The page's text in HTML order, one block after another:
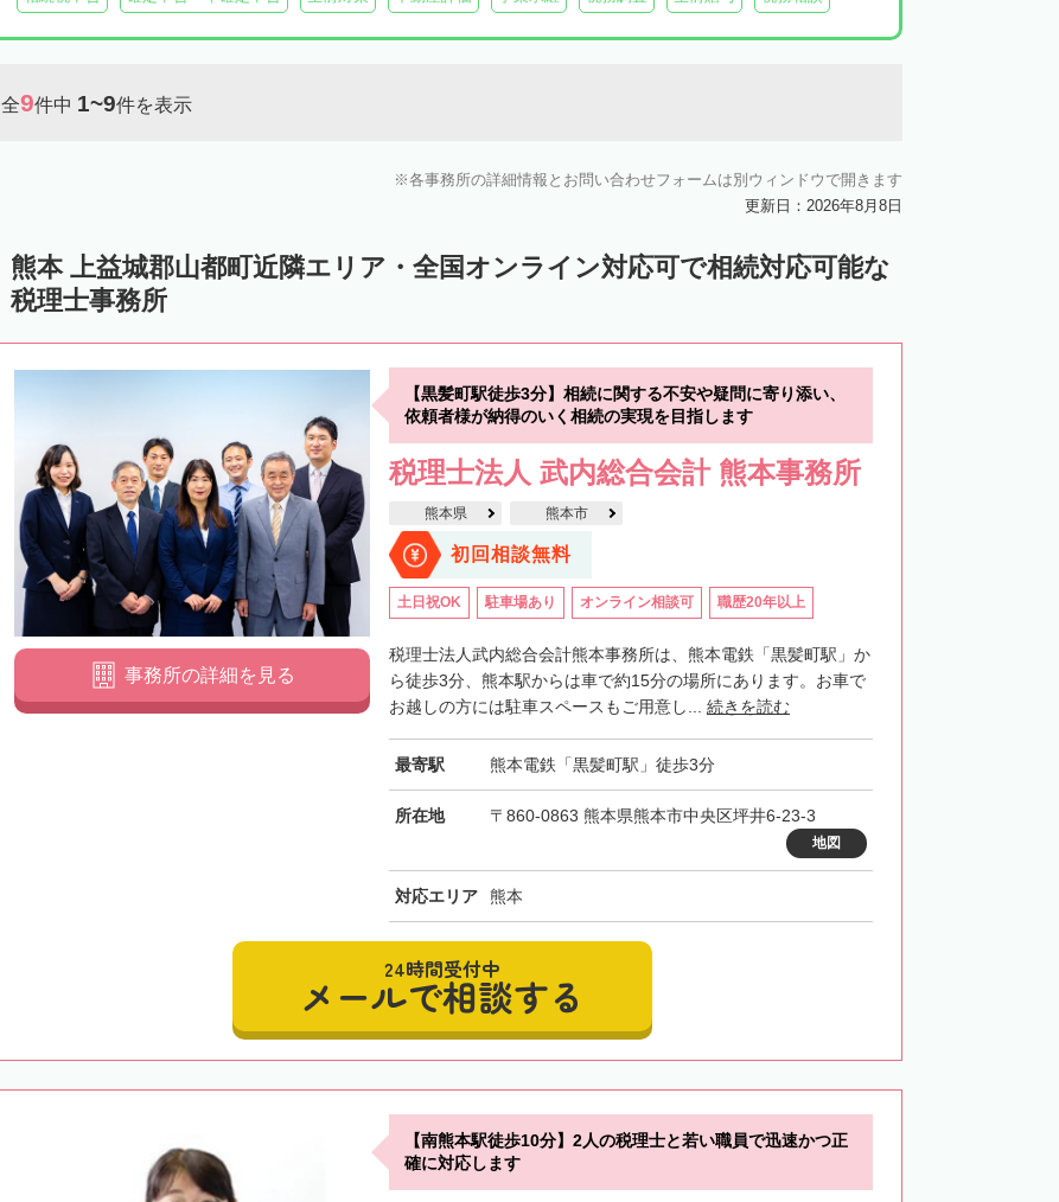
全9件中 1~9件を表示
各事務所の詳細情報とお問い合わせフォームは別ウィンドウで開きます
更新日：2026年8月8日
熊本 上益城郡山都町近隣エリア・全国オンライン対応可で相続対応可能な
税理士事務所
【黒髪町駅徒歩3分】相続に関する不安や疑問に寄り添い、
依頼者様が納得のいく相続の実現を目指します
税理士法人 武内総合会計 熊本事務所
熊本県 熊本市
初回相談無料
土日祝OK 駐車場あり オンライン相談可 職歴20年以上
税理士法人武内総合会計熊本事務所は、熊本電鉄「黒髪町駅」か
ら徒歩3分、熊本駅からは車で約15分の場所にあります。お車で
お越しの方には駐車スペースもご用意し... 続きを読む
最寄駅 熊本電鉄「黒髪町駅」徒歩3分
所在地 〒860-0863 熊本県熊本市中央区坪井6-23-3
地図
対応エリア 熊本
事務所の詳細を見る
24時間受付中
メールで相談する
【南熊本駅徒歩10分】2人の税理士と若い職員で迅速かつ正
確に対応します